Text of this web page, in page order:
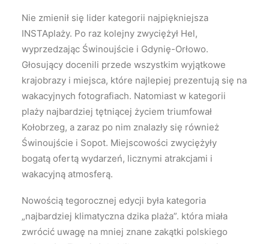
Nie zmienił się lider kategorii najpiękniejsza
INSTAplaży. Po raz kolejny zwyciężył Hel,
wyprzedzając Świnoujście i Gdynię-Orłowo.
Głosujący docenili przede wszystkim wyjątkowe
krajobrazy i miejsca, które najlepiej prezentują się na
wakacyjnych fotografiach. Natomiast w kategorii
plaży najbardziej tętniącej życiem triumfował
Kołobrzeg, a zaraz po nim znalazły się również
Świnoujście i Sopot. Miejscowości zwyciężyły
bogatą ofertą wydarzeń, licznymi atrakcjami i
wakacyjną atmosferą.
Nowością tegorocznej edycji była kategoria
„najbardziej klimatyczna dzika plaża”. która miała
zwrócić uwagę na mniej znane zakątki polskiego